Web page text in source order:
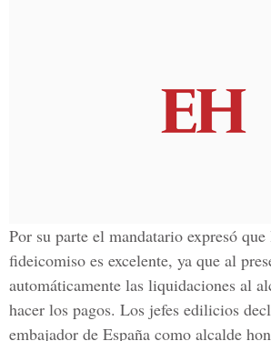
Por su parte el mandatario expresó
fideicomiso es excelente, ya que al
automáticamente las liquidaciones al
hacer los pagos. Los jefes edilicios
embajador de España como alcalde